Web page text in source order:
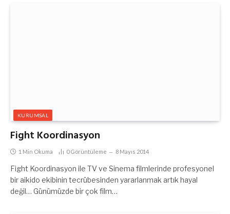
KURUMSAL
Fight Koordinasyon
1 Min Okuma 0Görüntüleme 8 Mayıs 2014
Fight Koordinasyon ile TV ve Sinema filmlerinde profesyonel
bir aikido ekibinin tecrübesinden yararlanmak artık hayal
değil… Günümüzde bir çok film…